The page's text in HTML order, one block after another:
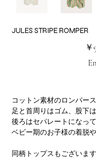
JULES STRIPE ROMPER
元
の
格
￥
コットン素材のロンパース
足と首周りはゴム、股下
後ろはセパレートになっ
ベビー期のお子様の着脱
同柄トップスもございま